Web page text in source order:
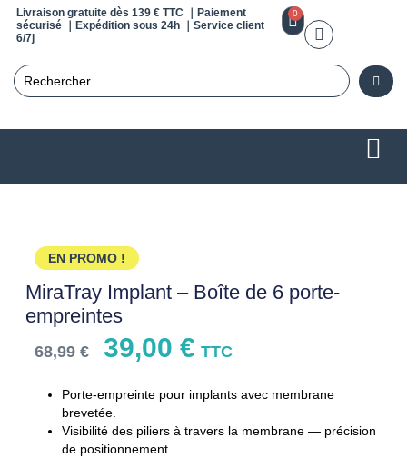
Livraison gratuite dès 139 € TTC ｜Paiement
sécurisé ｜Expédition sous 24h ｜Service client
6/7j
0
EN PROMO !
MiraTray Implant – Boîte de 6 porte-
empreintes
68,99€ 39,00 € TTC
Porte-empreinte pour implants avec membrane
brevetée.
Visibilité des piliers à travers la membrane — précision
de positionnement.